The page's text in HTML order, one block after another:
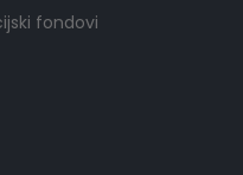
fondovi